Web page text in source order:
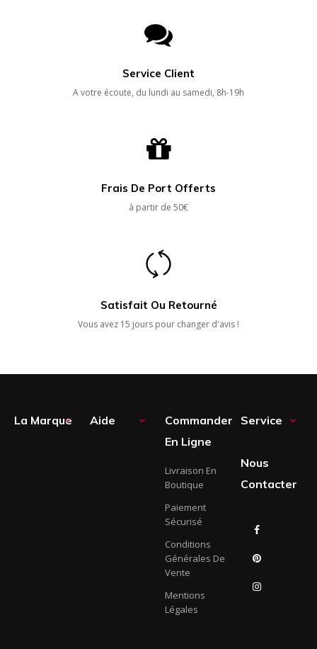
Service Client
A votre écoute, du lundi au samedi, 8h-19h
Frais De Port Offerts
à partir de 50€
Satisfait Ou Retourné
Vous avez 15 jours pour changer d'avis !
La Marque
 Aide 
Commander
En Ligne
Livraison En
Boutique
Paiement
Sécurisé
Conditions
Générales De
Vente
Mentions
Légales
Service 
Nous
Contacter